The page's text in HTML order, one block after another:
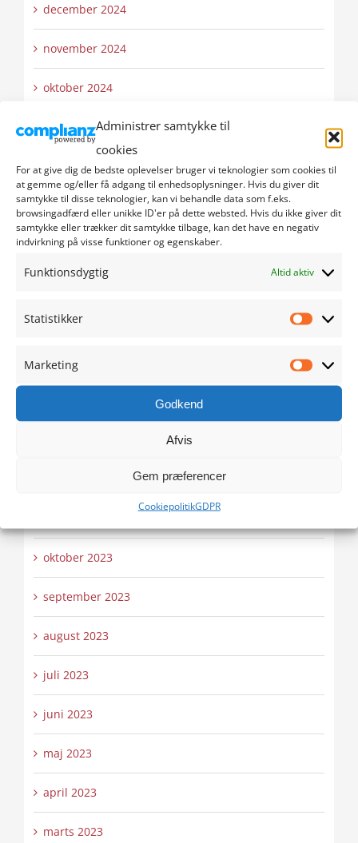
Administrer samtykke til
cookies
For at give dig de bedste oplevelser bruger vi teknologier som cookies til
at gemme og/eller få adgang til enhedsoplysninger. Hvis du giver dit
samtykke til disse teknologier, kan vi behandle data som f.eks.
browsingadfærd eller unikke ID'er på dette websted. Hvis du ikke giver dit
samtykke eller trækker dit samtykke tilbage, kan det have en negativ
indvirkning på visse funktioner og egenskaber.
Funktionsdygtig Altid aktiv
Statistikker
Marketing
Godkend
Afvis
Gem præferencer
CookiepolitikGDPR
december 2024
november 2024
oktober 2024
september 2024
august 2024
juli 2024
juni 2024
maj 2024
april 2024
marts 2024
oktober 2023
september 2023
august 2023
juli 2023
juni 2023
maj 2023
april 2023
marts 2023